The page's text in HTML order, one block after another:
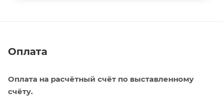
Оплата
Оплата на расчётный счёт по выставленному
счёту.